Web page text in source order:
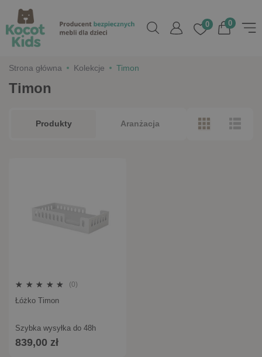
0
0
Strona główna Kolekcje Timon
Timon
Produkty Aranżacja
(0)
Łóżko Timon
Szybka wysyłka do 48h
839,00 zł